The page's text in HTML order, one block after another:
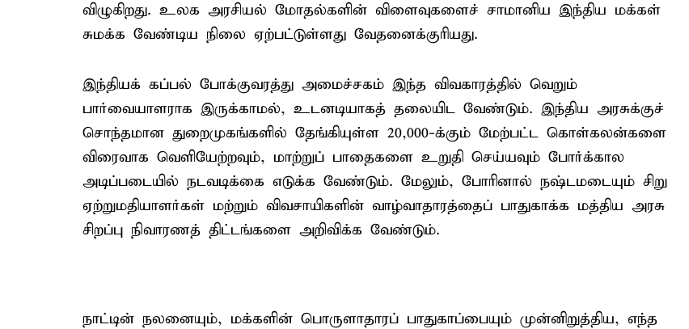
விழுகிறது. உலக அரசியல் மோதல்களின் விளைவுகளைச் சாமானிய இந்திய மக்கள்
சுமக்க வேண்டிய நிலை ஏற்பட்டுள்ளது வேதனைக்குரியது.
இந்தியக் கப்பல் போக்குவரத்து அமைச்சகம் இந்த விவகாரத்தில் வெறும்
பார்வையாளராக இருக்காமல், உடனடியாகத் தலையிட வேண்டும். இந்திய அரசுக்குச்
சொந்தமான துறைமுகங்களில் தேங்கியுள்ள 20,000-க்கும் மேற்பட்ட கொள்கலன்களை
விரைவாக வெளியேற்றவும், மாற்றுப் பாதைகளை உறுதி செய்யவும் போர்க்கால
அடிப்படையில் நடவடிக்கை எடுக்க வேண்டும். மேலும், போரினால் நஷ்டமடையும் சிறு
ஏற்றுமதியாளர்கள் மற்றும் விவசாயிகளின் வாழ்வாதாரத்தைப் பாதுகாக்க மத்திய அரசு
சிறப்பு நிவாரணத் திட்டங்களை அறிவிக்க வேண்டும்.
நாட்டின் நலனையும், மக்களின் பொருளாதாரப் பாதுகாப்பையும் முன்னிறுத்திய, எந்த